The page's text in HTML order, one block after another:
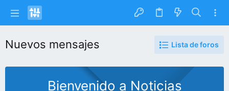
Nuevos mensajes Lista de foros
Bienvenido a Noticias